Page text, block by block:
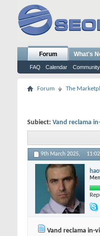
Forum
FAQ Calendar Community
What's
Forum The
Subiect: Vand reclama
9th March 2025, 11:02
Vand reclama in-